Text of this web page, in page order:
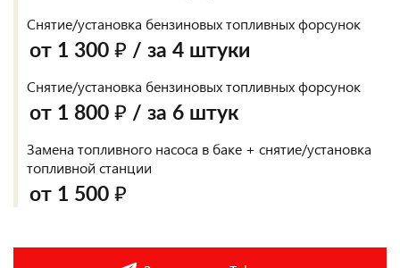
Снятие/установка бензиновых топливных форсунок
от 1 300 ₽ / за 4 штуки
Снятие/установка бензиновых топливных форсунок
от 1 800 ₽ / за 6 штук
Замена топливного насоса в баке + снятие/установка
топливной станции
от 1 500 ₽